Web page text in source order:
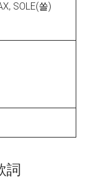
SOLE(쏠)
詞